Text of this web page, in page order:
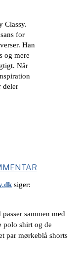
Classy.
for
Han
og mere
Når
deler
siger:
sammen med
polo shirt og de
par mørkeblå shorts